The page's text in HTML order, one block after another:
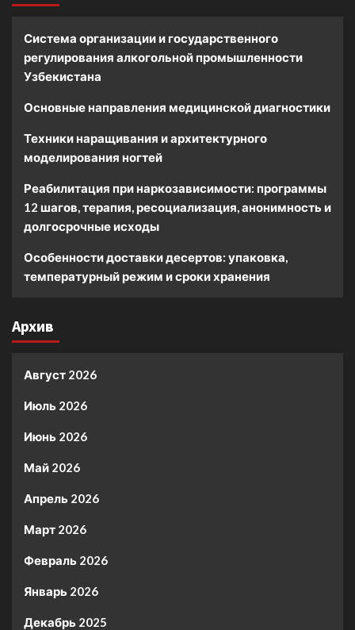
Система организации и государственного
регулирования алкогольной промышленности
Узбекистана
Основные направления медицинской диагностики
Техники наращивания и архитектурного
моделирования ногтей
Реабилитация при наркозависимости: программы
12 шагов, терапия, ресоциализация, анонимность и
долгосрочные исходы
Особенности доставки десертов: упаковка,
температурный режим и сроки хранения
Архив
Август 2026
Июль 2026
Июнь 2026
Май 2026
Апрель 2026
Март 2026
Февраль 2026
Январь 2026
Декабрь 2025